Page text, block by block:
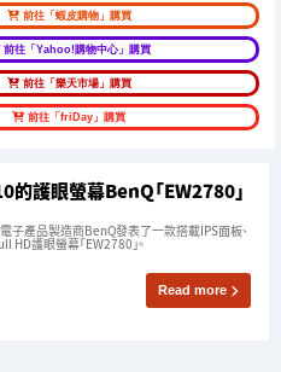
前往「蝦皮購物」購買
前往「Yahoo!購物中心」購買
前往「樂天市場」購買
前往「friDay」購買
的護眼螢幕BenQ「EW2780」
子產品製造商BenQ發表了一款搭載IPS面板、
HD護眼螢幕「EW2780」。
Read more